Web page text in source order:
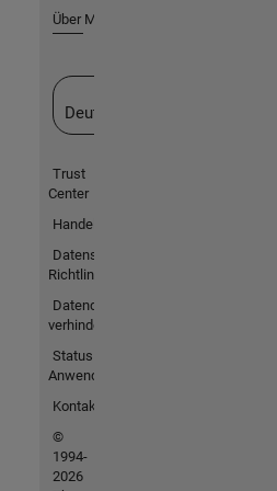
Über MathWorks
Deutschland
Trust
Center
Handelsmarken
Datenschutz-
Richtlinien
Datendiebstahl
verhindern
Status von
Anwendungen
Kontakt
©
1994-
2026